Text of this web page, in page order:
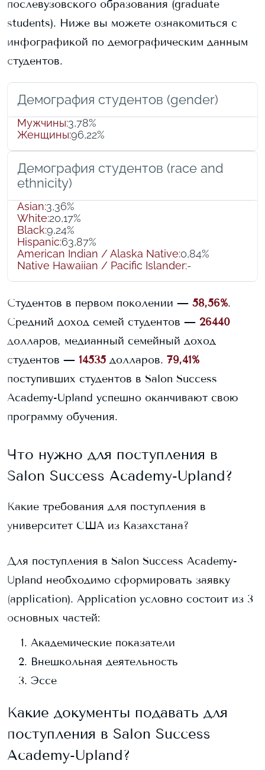
послевузовского образования (graduate
students). Ниже вы можете ознакомиться с
инфографикой по демографическим данным
студентов.
Демография студентов (gender)
Мужчины:3,78%
Женщины:96,22%
Демография студентов (race and
ethnicity)
Asian:3,36%
White:20,17%
Black:9,24%
Hispanic:63,87%
American Indian / Alaska Native:0,84%
Native Hawaiian / Pacific Islander:-
Студентов в первом поколении — 58,56%.
Средний доход семей студентов — 26440
долларов, медианный семейный доход
студентов — 14535 долларов. 79,41%
поступивших студентов в Salon Success
Academy-Upland успешно оканчивают свою
программу обучения.
Что нужно для поступления в
Salon Success Academy-Upland?
Какие требования для поступления в
университет США из Казахстана?
Для поступления в Salon Success Academy-
Upland необходимо сформировать заявку
(application). Application условно состоит из 3
основных частей:
Академические показатели
Внешкольная деятельность
Эссе
Какие документы подавать для
поступления в Salon Success
Academy-Upland?